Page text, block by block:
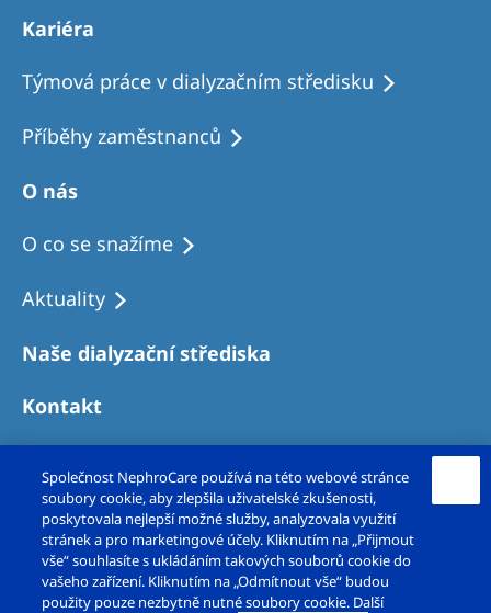
Kariéra
Týmová práce v dialyzačním středisku
Příběhy zaměstnanců
O nás
O co se snažíme
Aktuality
Naše dialyzační střediska
Kontakt
Společnost NephroCare používá na této webové stránce
soubory cookie, aby zlepšila uživatelské zkušenosti,
poskytovala nejlepší možné služby, analyzovala využití
stránek a pro marketingové účely. Kliknutím na „Přijmout
vše“ souhlasíte s ukládáním takových souborů cookie do
vašeho zařízení. Kliknutím na „Odmítnout vše“ budou
použity pouze nezbytně nutné soubory cookie. Další